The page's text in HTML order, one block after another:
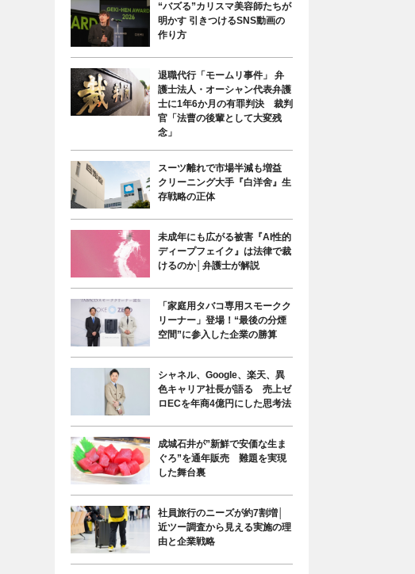
“バズる”カリスマ美容師たちが
明かす 引きつけるSNS動画の
作り方
退職代行「モームリ事件」 弁
護士法人・オーシャン代表弁護
士に1年6か月の有罪判決 裁判
官「法曹の後輩として大変残
念」
スーツ離れで市場半減も増益
クリーニング大手『白洋舍』生
存戦略の正体
未成年にも広がる被害『AI性的
ディープフェイク』は法律で裁
けるのか│弁護士が解説
「家庭用タバコ専用スモークク
リーナー」登場！“最後の分煙
空間”に参入した企業の勝算
シャネル、Google、楽天、異
色キャリア社長が語る 売上ゼ
ロECを年商4億円にした思考法
成城石井が”新鮮で安価な生ま
ぐろ”を通年販売 難題を実現
した舞台裏
社員旅行のニーズが約7割増│
近ツー調査から見える実施の理
由と企業戦略